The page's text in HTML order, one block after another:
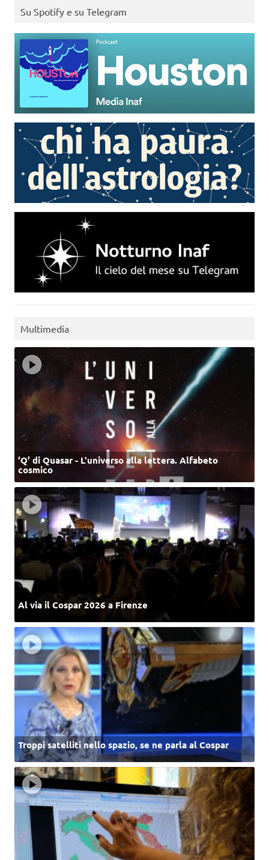
Su Spotify e su Telegram
Multimedia
‘Q’ di Quasar - L'universo alla lettera. Alfabeto
cosmico
Al via il Cospar 2026 a Firenze
Troppi satelliti nello spazio, se ne parla al Cospar